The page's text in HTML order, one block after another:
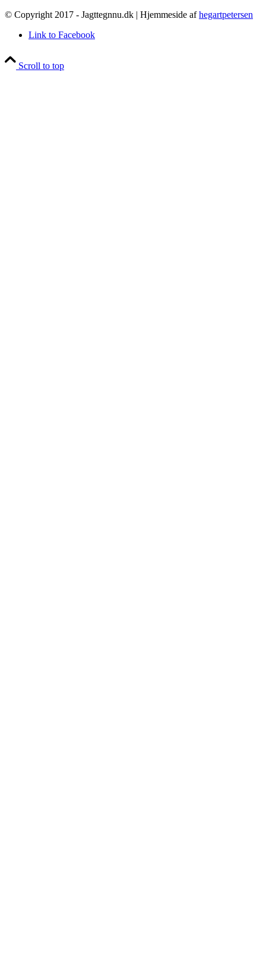
© Copyright 2017 - Jagttegnnu.dk | Hjemmeside afhegartpetersen
Link to Facebook
Scroll to top